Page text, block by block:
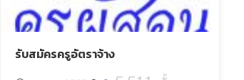
รับสมัครครูอัตราจ้าง